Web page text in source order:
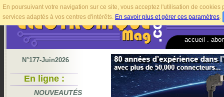
En poursuivant votre navigation sur ce site, vous acceptez l'utilisation de
services adaptés à vos centres d'intérêts. En savoir plus et gérer ces paramètres.
accueil
N°177-Juin2026
En ligne :
NOUVEAUTÉS